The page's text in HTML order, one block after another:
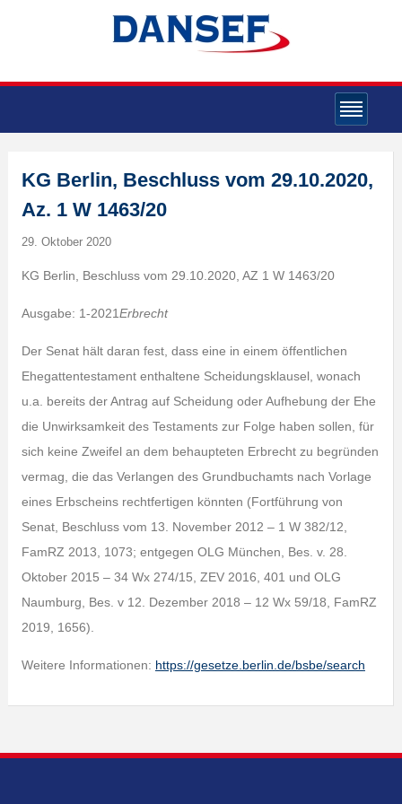
KG Berlin, Beschluss vom 29.10.2020,
Az. 1 W 1463/20
29. Oktober 2020
KG Berlin, Beschluss vom 29.10.2020, AZ 1 W 1463/20
Ausgabe: 1-2021Erbrecht
Der Senat hält daran fest, dass eine in einem öffentlichen
Ehegattentestament enthaltene Scheidungsklausel, wonach
u.a. bereits der Antrag auf Scheidung oder Aufhebung der Ehe
die Unwirksamkeit des Testaments zur Folge haben sollen, für
sich keine Zweifel an dem behaupteten Erbrecht zu begründen
vermag, die das Verlangen des Grundbuchamts nach Vorlage
eines Erbscheins rechtfertigen könnten (Fortführung von
Senat, Beschluss vom 13. November 2012 – 1 W 382/12,
FamRZ 2013, 1073; entgegen OLG München, Bes. v. 28.
Oktober 2015 – 34 Wx 274/15, ZEV 2016, 401 und OLG
Naumburg, Bes. v 12. Dezember 2018 – 12 Wx 59/18, FamRZ
2019, 1656).
Weitere Informationen: https://gesetze.berlin.de/bsbe/search